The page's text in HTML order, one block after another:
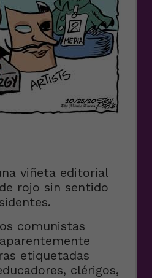
viñeta editorial
rojo sin sentido
comunistas
etiquetadas
clérigos,